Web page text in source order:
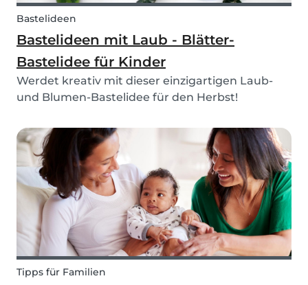
Bastelideen
Bastelideen mit Laub - Blätter-
Bastelidee für Kinder
Werdet kreativ mit dieser einzigartigen Laub-
und Blumen-Bastelidee für den Herbst!
um selbst Frisör zu spielen.
Tipps für Familien